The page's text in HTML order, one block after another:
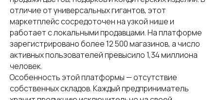
отличие от универсальных гигантов, этот
маркетплейс сосредоточен на узкой нише и
работает с локальными продавцами. На платформе
зарегистрировано более 12 500 магазинов, а число
активных пользователей превысило 1,34 миллиона
человек.
Особенность этой платформы — отсутствие
собственных складов. Каждый предприниматель